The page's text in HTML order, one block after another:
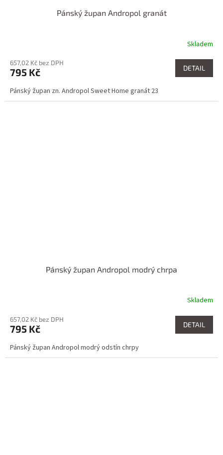
Pánský župan Andropol granát
Skladem
657,02 Kč bez DPH
795 Kč DETAIL
Pánský župan zn. Andropol Sweet Home granát 23
Pánský župan Andropol modrý chrpa
Skladem
657,02 Kč bez DPH
795 Kč DETAIL
Pánský župan Andropol modrý odstín chrpy